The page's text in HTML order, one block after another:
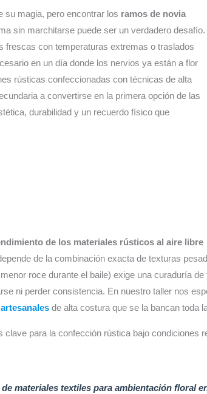
su magia, pero encontrar los ramos de novia
sin marchitarse puede ser un verdadero desafío.
frescas con temperaturas extremas o traslados
en un día donde los nervios ya están a flor
rústicas confeccionadas con técnicas de alta
a convertirse en la primera opción de las
durabilidad y un recuerdo físico que
de los materiales rústicos al aire libre
de la combinación exacta de texturas
roce durante el baile) exige una curaduría
ni perder consistencia. En nuestro taller nos
de alta costura que se la bancan toda
para la confección rústica bajo condiciones
materiales textiles para ambientación floral